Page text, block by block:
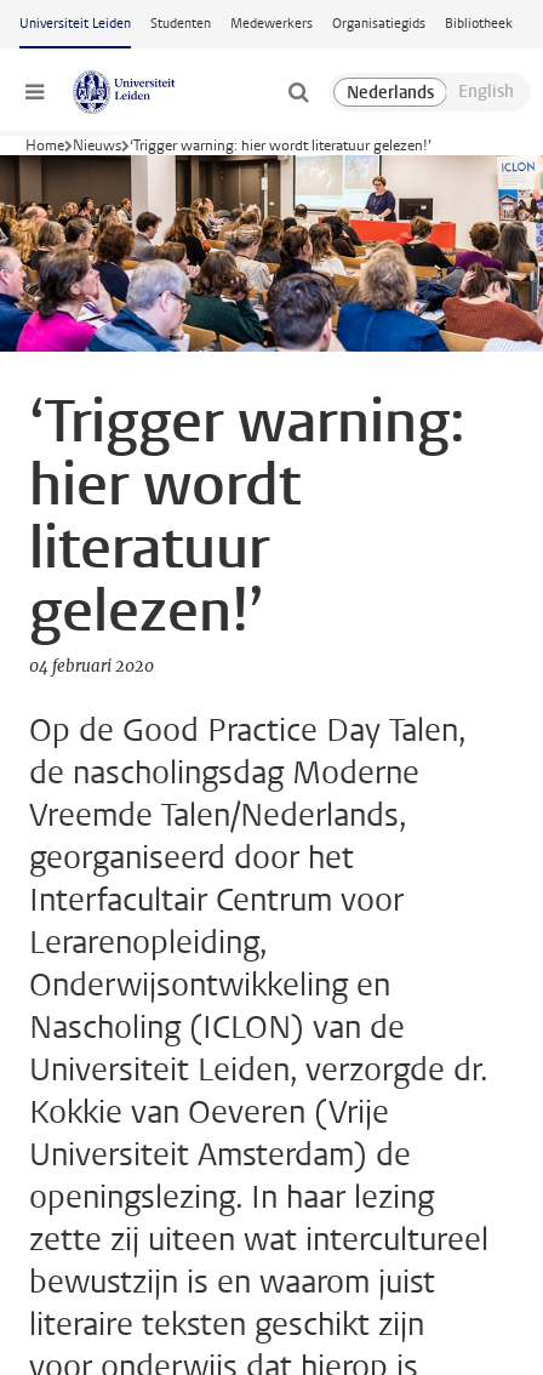
Ga naar hoofdinhoud
Universiteit Leiden Studenten Medewerkers Organisatiegids Bibliotheek
Menu
Home Nieuws ‘Trigger warning: hier wordt literatuur gelezen!’
‘Trigger warning:
hier wordt
literatuur
gelezen!’
04 februari 2020
Op de Good Practice Day Talen,
de nascholingsdag Moderne
Vreemde Talen/Nederlands,
georganiseerd door het
Interfacultair Centrum voor
Lerarenopleiding,
Onderwijsontwikkeling en
Nascholing (ICLON) van de
Universiteit Leiden, verzorgde dr.
Kokkie van Oeveren (Vrije
Universiteit Amsterdam) de
openingslezing. In haar lezing
zette zij uiteen wat intercultureel
bewustzijn is en waarom juist
literaire teksten geschikt zijn